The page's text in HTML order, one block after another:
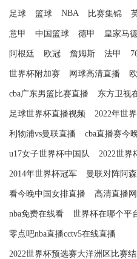
足球 篮球 NBA 比赛集锦
意甲 中国篮球 德甲 皇家马
阿根廷 欧冠 詹姆斯 法甲
世界杯附加赛 网球高清直播
cba广东男篮比赛直播 东方卫视
足球世界杯直播视频 2022年世
利物浦vs曼联直播 cba直播赛今
u17女子世界杯中国队 2022世界
2014年世界杯冠军 曼联对阵阿
看今晚中国女排直播 高清直播网
nba免费在线看 世界杯在哪个平
零点吧nba直播cctv5在线直播
2022世界杯预选赛大洋洲区比赛